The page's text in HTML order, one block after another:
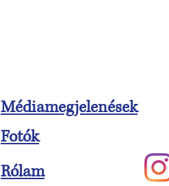
Médiamegjelenések
Fotók
Rólam